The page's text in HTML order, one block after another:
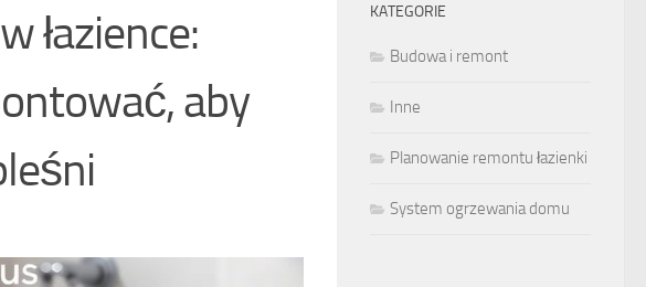
łazience:
aby
KATEGORIE
Budowa i remont
Inne
Planowanie remontu łazienki
System ogrzewania domu